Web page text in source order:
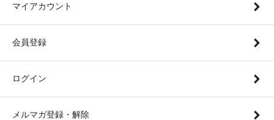
マイアカウント
会員登録
ログイン
メルマガ登録・解除